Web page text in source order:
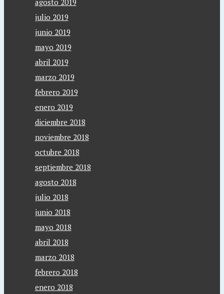
agosto 2019
julio 2019
junio 2019
mayo 2019
abril 2019
marzo 2019
febrero 2019
enero 2019
diciembre 2018
noviembre 2018
octubre 2018
septiembre 2018
agosto 2018
julio 2018
junio 2018
mayo 2018
abril 2018
marzo 2018
febrero 2018
enero 2018